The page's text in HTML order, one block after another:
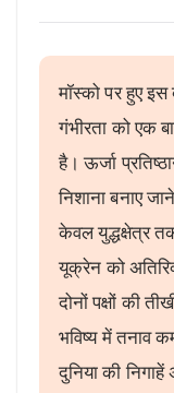
मॉस्को पर हुए
गंभीरता को एक
है। ऊर्जा
निशाना बनाए
केवल युद्धक्षेत्र तक
यूक्रेन को
दोनों पक्षों की
भविष्य में तनाव
दुनिया की